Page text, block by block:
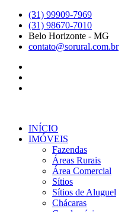
para
conteúdo
(31) 99909-7969
(31) 98670-7010
Belo Horizonte - MG
contato@sorural.com.br
INÍCIO
IMÓVEIS
Fazendas
Áreas Rurais
Área Comercial
Sítios
Sítios de Aluguel
Chácaras